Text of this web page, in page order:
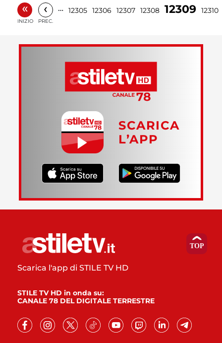
«
INIZIO
‹
PREC.
… 12305 12306 12307 12308 12309 12310
SCARICA
L’APP
Scarica l'app di STILE TV HD
STILE TV HD in onda su:
CANALE 78 DEL DIGITALE TERRESTRE